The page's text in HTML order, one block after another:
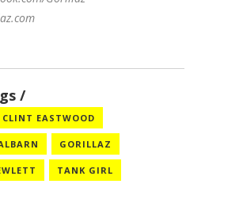
CLINT EASTWOOD
GORILLAZ
TANK GIRL